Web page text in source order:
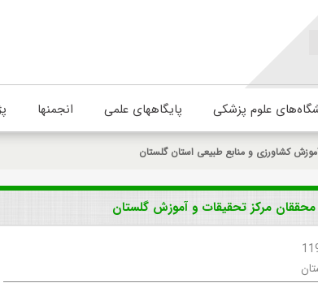
علوم پزشکی پایگاههای علمی انجمنها
کشاورزی و منابع طبیعی استان گلستان
مرکز تحقیقات و آموزش گلستان